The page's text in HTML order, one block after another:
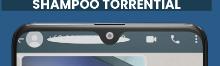
SHAMPOO TORRENTIAL